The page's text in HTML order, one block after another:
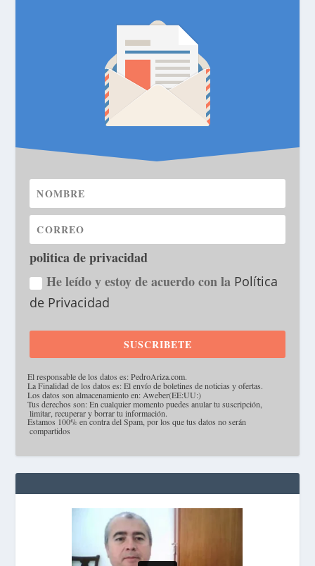
politica de privacidad
He leído y estoy de acuerdo con la Política
de Privacidad
SUSCRIBETE
El responsable de los datos es: PedroAriza.com.
La Finalidad de los datos es: El envío de boletines de noticias y ofertas.
Los datos son almacenamiento en: Aweber(EE:UU:)
Tus derechos son: En cualquier momento puedes anular tu suscripción,
limitar, recuperar y borrar tu información.
Estamos 100% en contra del Spam, por los que tus datos no serán
compartidos